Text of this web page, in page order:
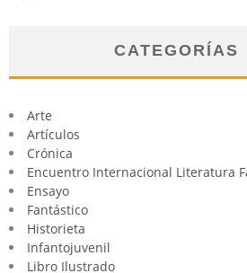
CATEGORÍAS
Arte
Artículos
Crónica
Encuentro Internacional Literatura
Ensayo
Fantástico
Historieta
Infantojuvenil
Libro Ilustrado